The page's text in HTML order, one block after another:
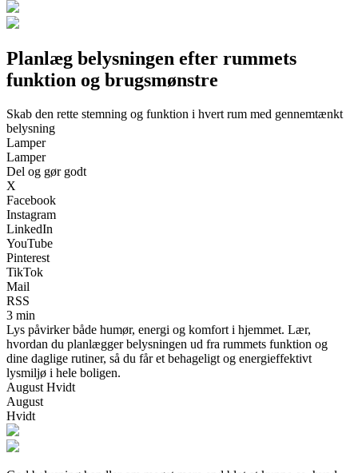
Planlæg belysningen efter rummets
funktion og brugsmønstre
Skab den rette stemning og funktion i hvert rum med gennemtænkt
belysning
Lamper
Lamper
Del og gør godt
X
Facebook
Instagram
LinkedIn
YouTube
Pinterest
TikTok
Mail
RSS
3 min
Lys påvirker både humør, energi og komfort i hjemmet. Lær,
hvordan du planlægger belysningen ud fra rummets funktion og
dine daglige rutiner, så du får et behageligt og energieffektivt
lysmiljø i hele boligen.
August Hvidt
August
Hvidt